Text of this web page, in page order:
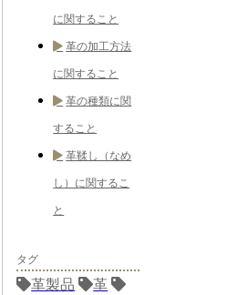
に関すること
革の加工方法
に関すること
革の種類に関
すること
革鞣し（なめ
し）に関するこ
と
タグ
革製品
革